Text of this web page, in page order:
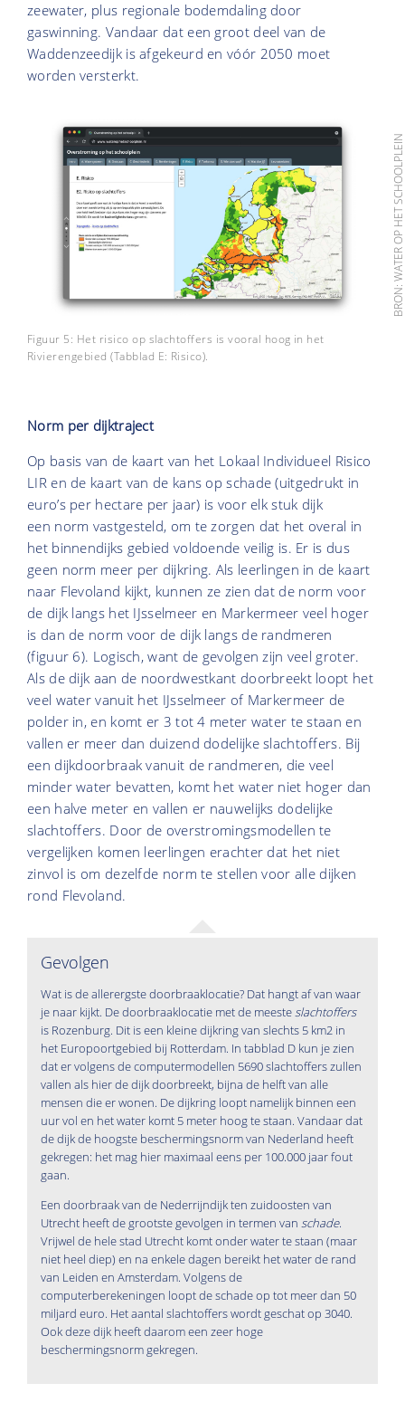
zeewater, plus regionale bodemdaling door
gaswinning. Vandaar dat een groot deel van de
Waddenzeedijk is afgekeurd en vóór 2050 moet
worden versterkt.
BRON: WATER OP HET SCHOOLPLEIN
Figuur 5: Het risico op slachtoffers is vooral hoog in het
Rivierengebied (Tabblad E: Risico).
Norm per dijktraject
Op basis van de kaart van het Lokaal Individueel Risico
LIR en de kaart van de kans op schade (uitgedrukt in
euro’s per hectare per jaar) is voor elk stuk dijk
een norm vastgesteld, om te zorgen dat het overal in
het binnendijks gebied voldoende veilig is. Er is dus
geen norm meer per dijkring. Als leerlingen in de kaart
naar Flevoland kijkt, kunnen ze zien dat de norm voor
de dijk langs het IJsselmeer en Markermeer veel hoger
is dan de norm voor de dijk langs de randmeren
(figuur 6). Logisch, want de gevolgen zijn veel groter.
Als de dijk aan de noordwestkant doorbreekt loopt het
veel water vanuit het IJsselmeer of Markermeer de
polder in, en komt er 3 tot 4 meter water te staan en
vallen er meer dan duizend dodelijke slachtoffers. Bij
een dijkdoorbraak vanuit de randmeren, die veel
minder water bevatten, komt het water niet hoger dan
een halve meter en vallen er nauwelijks dodelijke
slachtoffers. Door de overstromingsmodellen te
vergelijken komen leerlingen erachter dat het niet
zinvol is om dezelfde norm te stellen voor alle dijken
rond Flevoland.
Gevolgen
Wat is de allerergste doorbraaklocatie? Dat hangt af van waar
je naar kijkt. De doorbraaklocatie met de meesteslachtoffers
is Rozenburg. Dit is een kleine dijkring van slechts 5 km2 in
het Europoortgebied bij Rotterdam. In tabblad D kun je zien
dat er volgens de computermodellen 5690 slachtoffers zullen
vallen als hier de dijk doorbreekt, bijna de helft van alle
mensen die er wonen. De dijkring loopt namelijk binnen een
uur vol en het water komt 5 meter hoog te staan. Vandaar dat
de dijk de hoogste beschermingsnorm van Nederland heeft
gekregen: het mag hier maximaal eens per 100.000 jaar fout
gaan.
Een doorbraak van de Nederrijndijk ten zuidoosten van
Utrecht heeft de grootste gevolgen in termen van schade.
Vrijwel de hele stad Utrecht komt onder water te staan (maar
niet heel diep) en na enkele dagen bereikt het water de rand
van Leiden en Amsterdam. Volgens de
computerberekeningen loopt de schade op tot meer dan 50
miljard euro. Het aantal slachtoffers wordt geschat op 3040.
Ook deze dijk heeft daarom een zeer hoge
beschermingsnorm gekregen.